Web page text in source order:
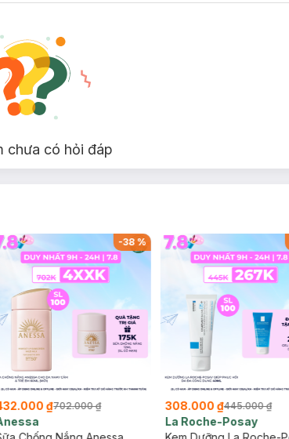
chưa có hỏi đáp
-38%
₫702.000 ₫ 308.000 ₫445.000 ₫
La Roche-Posay